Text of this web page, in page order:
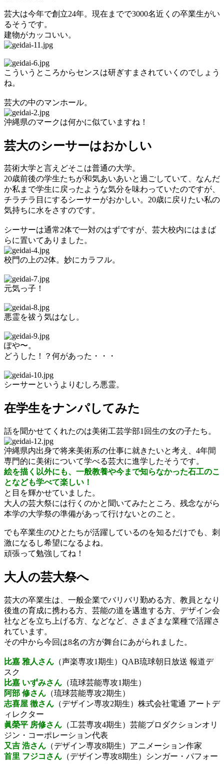
芸大は今年で創立24年。現在までで3000名近くの卒業生がい
るそうです。
建物がカッコいい。
こういうところからセンスは研ぎすまされていくのでしょう
ね。
芸大の中のマンホール。
沖縄県のマークは何かに似ていますね！
芸大のシーサーはおかしい
芸術大学と言えどそこは普通の大学。
20歳前後の学生たちが和気あいあいと過ごしていて、なんだ
か私まで学生に戻ったような気分を味わっていたのですが、
チラチラ目にするシーサーがおかしい。20歳に戻りたい私の
気持ちに水をさすのです。
シーサーは通常2体で一対のはずですが、芸大校内にはまば
らに置いてありました。
校門の上の2体。妙にカラフル。
元気っ子！
悪霊を祓う気はなし。
ぽや〜。
どうした！？何があった・・・
シーサーというよりむしろ悪霊。
在学生をナンパしてみた
話を聞かせてくれたのは美術工芸学部1回生の女の子たち。
沖縄県内出身で将来美術系の仕事に就きたいと考え、4年間
専門的に美術について学べる芸大に進学したそうです。
絵を描く以外にも、一般教養や今まで知らなかった石工のこ
となども学べて楽しい！
と目を輝かせていました。
大人の芸大祭には行くのかと聞いてみたところ、残念ながら
本学の大学祭の準備があって行けないとのこと。
でも卒業生のひとたちが活躍しているのを知るだけでも、刺
激になるし希望になるよね。
頑張って勉強してね！
大人の芸大祭へ
芸大の卒業生は、一般企業でバリバリ勤める方、教員となり
後進の育成に携わる方、芸能の道を邁進する方、デザイン会
社などを立ち上げる方、などなど、さまざまな業種で活躍さ
れています。
その中から今回は8名の方が舞台にあがられました。
比嘉 雅人さん （声楽専攻1期生）QAB琉球朝日放送 報道デ
スク
比嘉 いずみさん （琉球芸能専攻1期生）
阿部 修さん （琉球芸能専攻2期生）
志喜屋 徹さん （デザイン専攻2期生）株式会社電通 アートデ
ィレクター
眞榮平 房修さん （工芸専攻4期生）芸能プロダクションオリ
ジン・コーポレーション代表
又吉 浩さん （デザイン専攻8期生）アニメーション作家
首里 フジコさん （デザイン専攻8期生）シンガー・パフォー